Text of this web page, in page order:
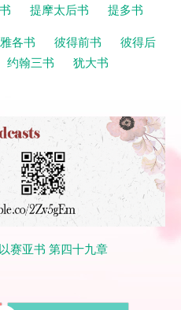
提摩太后书
提多书
雅各书 彼得前书
彼得后
约翰三书
犹大书
以赛亚书 第四十九章